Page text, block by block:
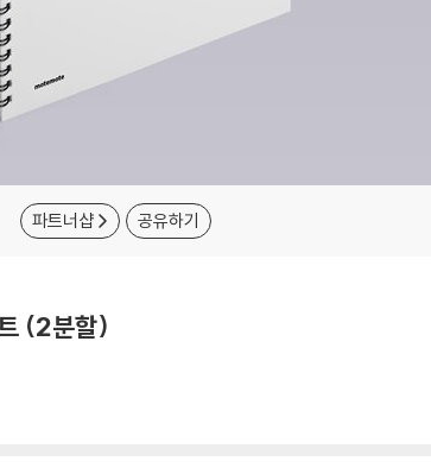
파트너샵 공유하기
(2분할)